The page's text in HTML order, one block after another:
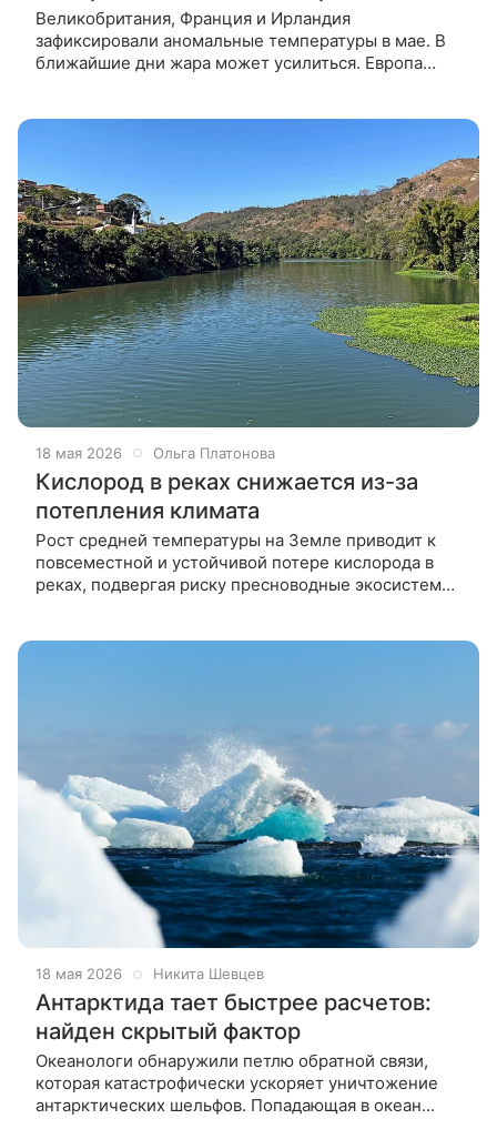
Великобритания, Франция и Ирландия
зафиксировали аномальные температуры в мае. В
ближайшие дни жара может усилиться. Европа
18 мая 2026 Ольга Платонова
Кислород в реках снижается из-за
потепления климата
Рост средней температуры на Земле приводит к
повсеместной и устойчивой потере кислорода в
реках, подвергая риску пресноводные экосистемы.
18 мая 2026 Никита Шевцев
Антарктида тает быстрее расчетов:
найден скрытый фактор
Океанологи обнаружили петлю обратной связи,
которая катастрофически ускоряет уничтожение
антарктических шельфов. Попадающая в океан